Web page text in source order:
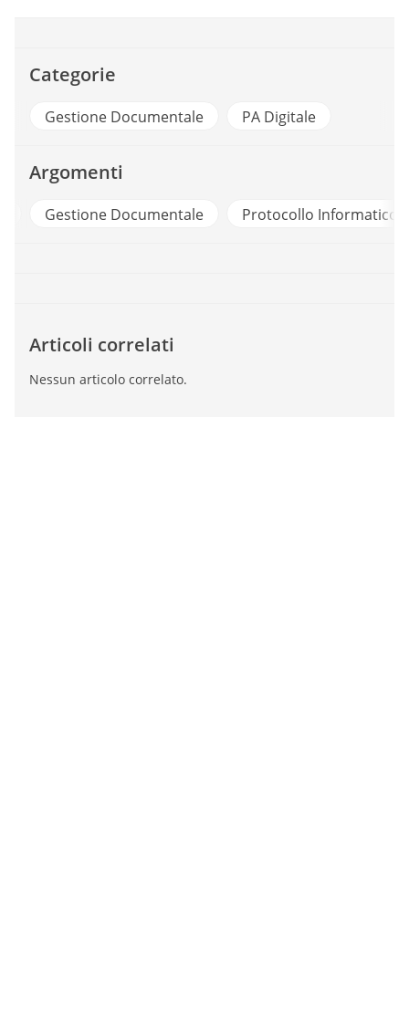
Categorie
Gestione Documentale PA Digitale
Argomenti
Gestione Documentale Protocollo Informatico
Articoli correlati
Nessun articolo correlato.